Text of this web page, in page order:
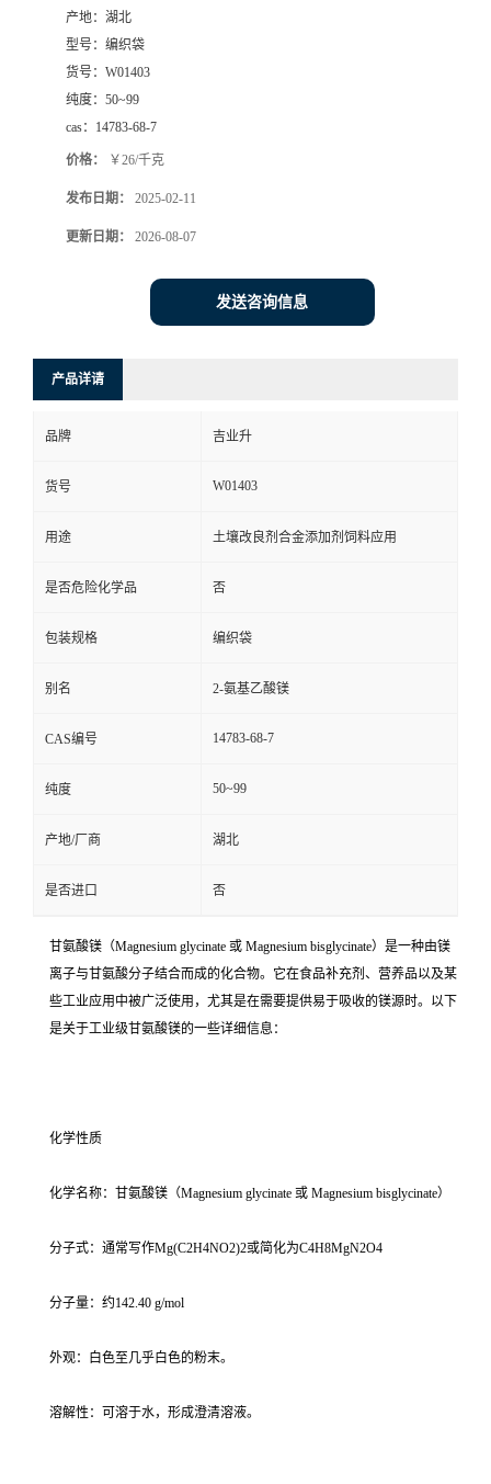
产地： 湖北
型号： 编织袋
货号： W01403
纯度： 50~99
cas： 14783-68-7
价格： ￥26/千克
发布日期： 2025-02-11
更新日期： 2026-08-07
发送咨询信息
产品详请
品牌 吉业升
货号 W01403
用途 土壤改良剂合金添加剂饲料应用
是否危险化学品 否
包装规格 编织袋
别名 2-氨基乙酸镁
CAS编号 14783-68-7
纯度 50~99
产地/厂商 湖北
是否进口 否
甘氨酸镁（Magnesium glycinate 或 Magnesium bisglycinate）是一种由镁
离子与甘氨酸分子结合而成的化合物。它在食品补充剂、营养品以及某
些工业应用中被广泛使用，尤其是在需要提供易于吸收的镁源时。以下
是关于工业级甘氨酸镁的一些详细信息：
化学性质
化学名称：甘氨酸镁（Magnesium glycinate 或 Magnesium bisglycinate）
分子式：通常写作Mg(C2H4NO2)2或简化为C4H8MgN2O4
分子量：约142.40 g/mol
外观：白色至几乎白色的粉末。
溶解性：可溶于水，形成澄清溶液。